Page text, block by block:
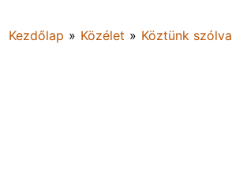
Kezdőlap » Közélet » Köztünk szólva